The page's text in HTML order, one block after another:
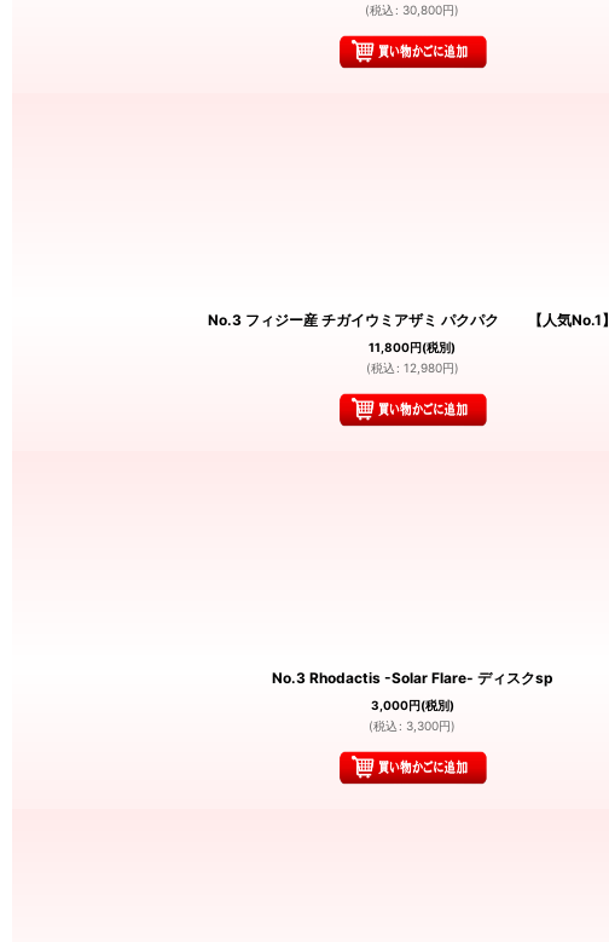
(税込 : 30,800円)
No.3 フィジー産 チガイウミアザミ パクパク 【人気No.1】
11,800円(税別)
(税込 : 12,980円)
No.3 Rhodactis -Solar Flare- ディスクsp
3,000円(税別)
(税込 : 3,300円)